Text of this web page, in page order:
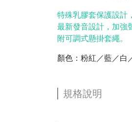
特殊乳膠套保護設計
最新發音設計，加強
附可調式懸掛套繩。
顏色：粉紅／藍／白
規格說明